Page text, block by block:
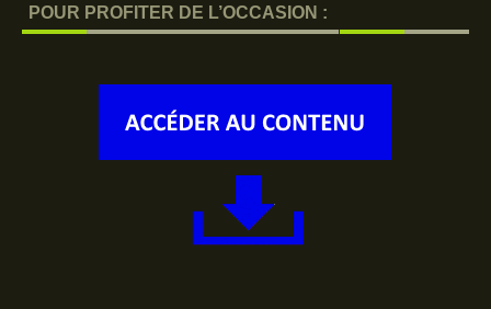
POUR PROFITER DE L’OCCASION :